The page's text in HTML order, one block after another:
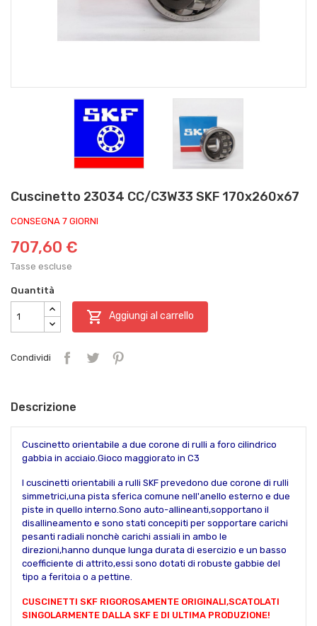
Cuscinetto 23034 CC/C3W33 SKF 170x260x67
CONSEGNA 7 GIORNI
707,60 €
Tasse escluse
Quantità
 Aggiungi al carrello
Condividi
Descrizione
Cuscinetto orientabile a due corone di rulli a foro cilindrico
gabbia in acciaio.Gioco maggiorato in C3
I cuscinetti orientabili a rulli SKF prevedono due corone di rulli
simmetrici,una pista sferica comune nell'anello esterno e due
piste in quello interno.Sono auto-allineanti,sopportano il
disallineamento e sono stati concepiti per sopportare carichi
pesanti radiali nonchè carichi assiali in ambo le
direzioni,hanno dunque lunga durata di esercizio e un basso
coefficiente di attrito,essi sono dotati di robuste gabbie del
tipo a feritoia o a pettine.
CUSCINETTI SKF RIGOROSAMENTE ORIGINALI,SCATOLATI
SINGOLARMENTE DALLA SKF E DI ULTIMA PRODUZIONE!